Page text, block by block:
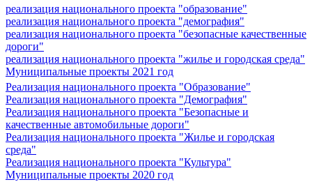
реализация национального проекта "образование"
реализация национального проекта "демография"
реализация национального проекта "безопасные качественные
дороги"
реализация национального проекта "жилье и городская среда"
Муниципальные проекты 2021 год
Реализация национального проекта "Образование"
Реализация национального проекта "Демография"
Реализация национального проекта "Безопасные и
качественные автомобильные дороги"
Реализация национального проекта "Жилье и городская
среда"
Реализация национального проекта "Культура"
Муниципальные проекты 2020 год